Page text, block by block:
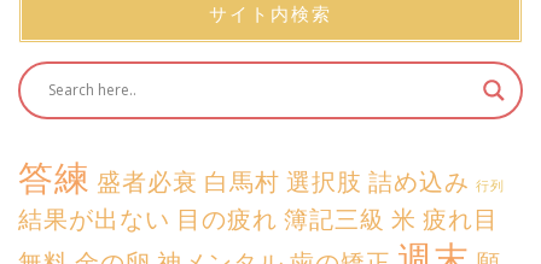
サイト内検索
答練 盛者必衰 白馬村 選択肢 詰め込み 行列
結果が出ない 目の疲れ 簿記三級 米 疲れ目